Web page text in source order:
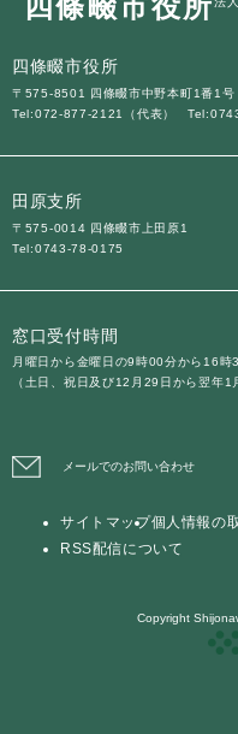
四條畷市役所
四條畷市役所
〒575-8501 四條畷市中野本町1番1号
Tel:072-877-2121（代表）
田原支所
〒575-0014 四條畷市上田原1
Tel:0743-78-0175
窓口受付時間
月曜日から金曜日の9時00分から16時
（土日、祝日及び12月29日から翌年1
メールでのお問い合わせ
サイトマップ個人情報の
RSS配信について
Copyright